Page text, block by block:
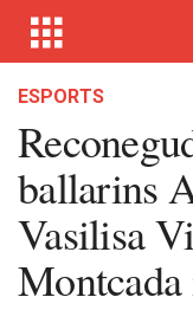
ESPORTS
ballarins
Vasilisa